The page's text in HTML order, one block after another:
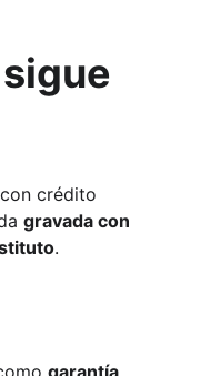
crédito
gravada con
.
garantía